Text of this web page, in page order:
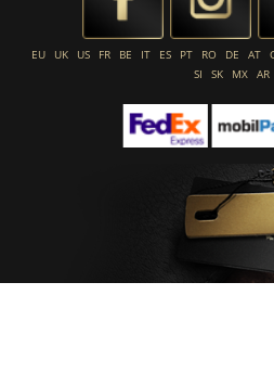
EU UK US FR BE IT ES PT RO DE AT
SI
SK MX AR